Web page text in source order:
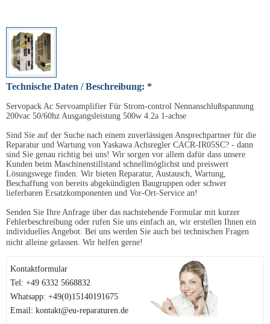
Technische Daten / Beschreibung: *
Servopack Ac Servoamplifier Für Strom-control Nennanschlußspannung
200vac 50/60hz Ausgangsleistung 500w 4.2a 1-achse
Sind Sie auf der Suche nach einem zuverlässigen Ansprechpartner für die
Reparatur und Wartung von Yaskawa Achsregler CACR-IR05SC? - dann
sind Sie genau richtig bei uns! Wir sorgen vor allem dafür dass unsere
Kunden beim Maschinenstillstand schnellmöglichst und preiswert
Lösungswege finden. Wir bieten Reparatur, Austausch, Wartung,
Beschaffung von bereits abgekündigten Baugruppen oder schwer
lieferbaren Ersatzkomponenten und Vor-Ort-Service an!
Senden Sie Ihre Anfrage über das nachstehende Formular mit kurzer
Fehlerbeschreibung oder rufen Sie uns einfach an, wir erstellen Ihnen ein
individuelles Angebot. Bei uns werden Sie auch bei technischen Fragen
nicht alleine gelassen. Wir helfen gerne!
Kontaktformular
Tel: +49 6332 5668832
Whatsapp: +49(0)15140191675
Email: kontakt@eu-reparaturen.de